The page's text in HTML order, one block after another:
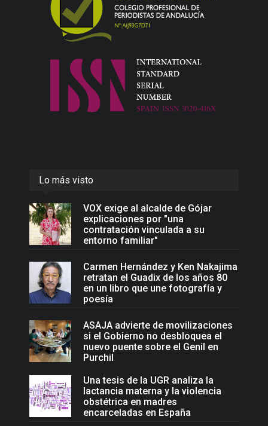
Lo más visto
VOX exige al alcalde de Gójar
explicaciones por "una
contratación vinculada a su
entorno familiar"
Carmen Hernández y Ken Nakajima
retratan el Guadix de los años 80
en un libro que une fotografía y
poesía
ASAJA advierte de movilizaciones
si el Gobierno no desbloquea el
nuevo puente sobre el Genil en
Purchil
Una tesis de la UGR analiza la
lactancia materna y la violencia
obstétrica en madres
encarceladas en España